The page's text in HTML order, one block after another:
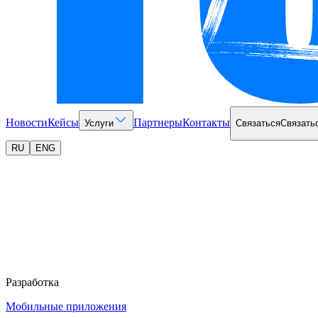
НовостиКейсы Услуги ПартнерыКонтакты Связаться
RU ENG
Разработка
Мобильные приложения